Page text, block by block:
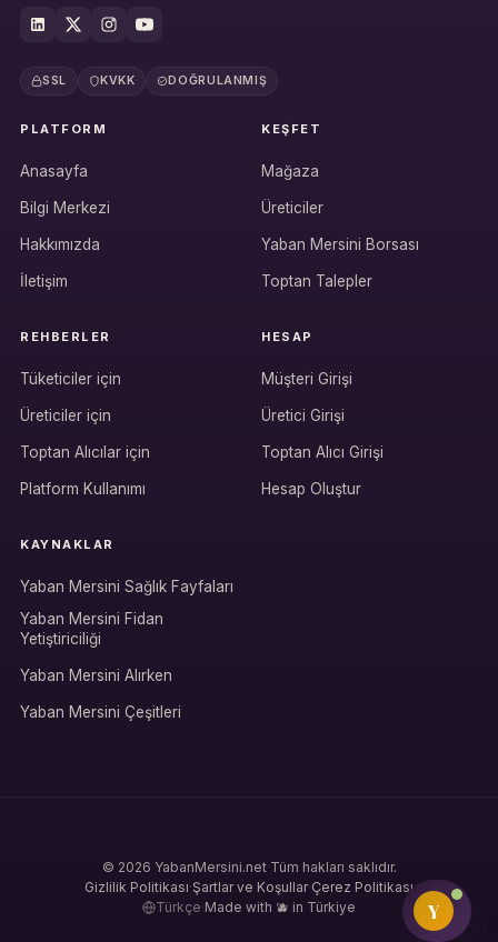
Hesabına giriş yap
Üretici / çiftçi paneli
SSL KVKK DOĞRULANMIŞ
PLATFORM
Anasayfa
Bilgi Merkezi
Hakkımızda
İletişim
KEŞFET
Mağaza
Üreticiler
Yaban Mersini Borsası
Toptan Talepler
REHBERLER
Tüketiciler için
Üreticiler için
Toptan Alıcılar için
Platform Kullanımı
HESAP
Müşteri Girişi
Üretici Girişi
Toptan Alıcı Girişi
Hesap Oluştur
KAYNAKLAR
Yaban Mersini Sağlık Fayfaları
Yaban Mersini Fidan
Yetiştiriciliği
Yaban Mersini Alırken
Yaban Mersini Çeşitleri
© 2026 YabanMersini.net·Tüm hakları saklıdır.
Gizlilik Politikası·Şartlar ve Koşullar·Çerez Politikası
Türkçe·Made with 🫐 in Türkiye Y